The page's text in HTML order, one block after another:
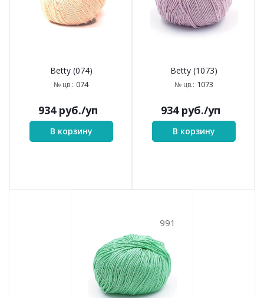
Betty (074)
№ цв.: 074
934руб./уп
В корзину
Betty (1073)
№ цв.: 1073
934руб./уп
В корзину
991